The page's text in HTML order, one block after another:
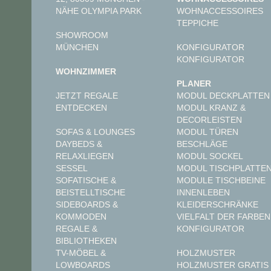
ÄHE OLYMPIA PARK
SHOWROOM
MÜNCHEN
WOHNZIMMER
JETZT REGALE
ENTDECKEN
SOFAS & LOUNGES
DAYBEDS &
RELAXLIEGEN
SESSEL
SOFATISCHE &
BEISTELLTISCHE
SIDEBOARDS &
KOMMODEN
REGALE &
BIBLIOTHEKEN
TV-MÖBEL &
LOWBOARDS
WOHNACCESSOIRES
TEPPICHE
KONFIGURATOR
KONFIGURATOR
PLANER
MODUL DECKPLATTEN
MODUL KRANZ &
DECORLEISTEN
MODUL TÜREN
BESCHLÄGE
MODUL SOCKEL
MODUL
MODULE TISCHBEINE
INNENLEBEN
KLEIDERSCHRÄNKE
VIELFALT DER FARBEN
KONFIGURATOR
HOLZMUSTER
HOLZMUSTER GRATIS